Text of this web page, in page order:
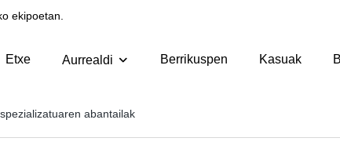
ekipoetan.
Etxe Aurrealdi Berrikuspen Kasuak
abantailak